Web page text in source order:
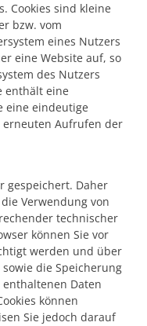
Cookies sind kleine
bzw. vom
eines Nutzers
eine Website auf, so
des Nutzers
enthält eine
eine eindeutige
erneuten Aufrufen der
gespeichert. Daher
Verwendung von
technischer
können Sie vor
werden und über
die Speicherung
Daten
können
Sie jedoch darauf